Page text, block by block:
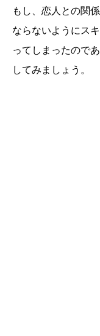
もし、恋人との関
ならないようにス
ってしまったので
してみましょう。